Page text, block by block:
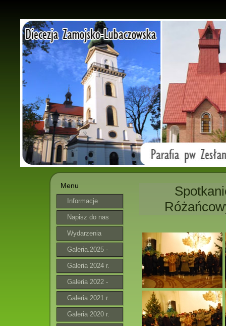
Menu
Informacje
parafialne
Napisz do nas
Wydarzenia
Galeria.2025 -
2026
Galeria 2024 r.
Galeria 2022 -
2023 r.
Galeria 2021 r.
Galeria 2020 r.